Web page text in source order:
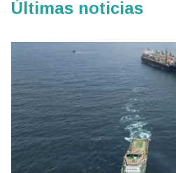
Últimas noticias